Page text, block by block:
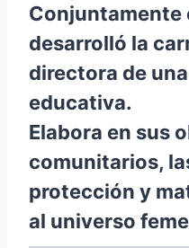
Conjuntamente
desarrolló la
directora de
educativa.
Elabora en sus
comunitarios,
protección y
al universo